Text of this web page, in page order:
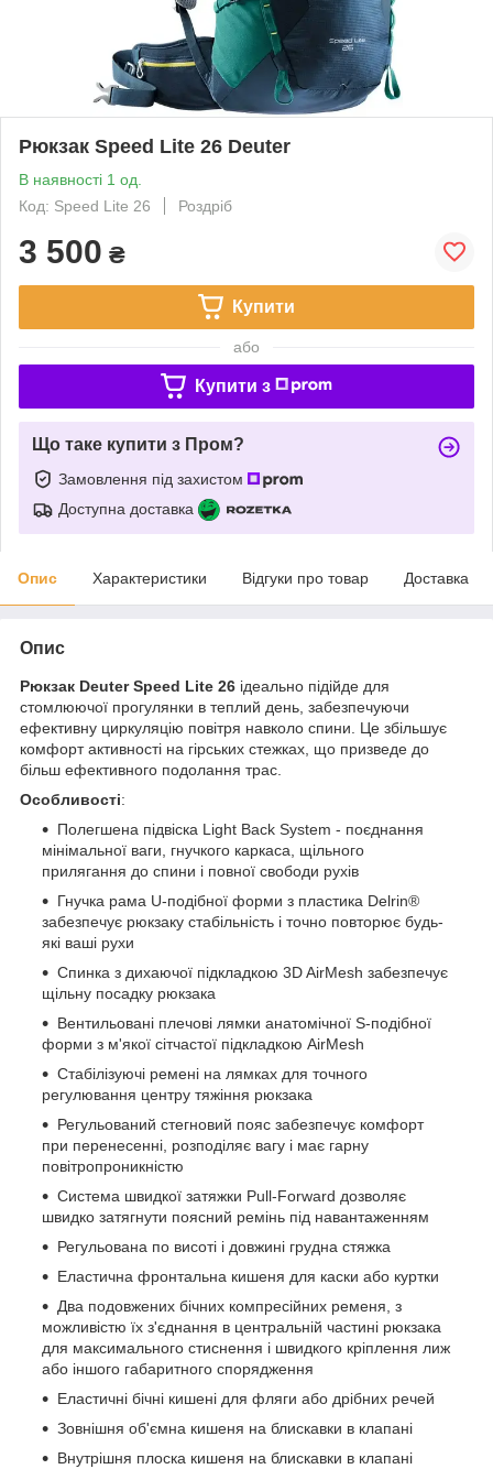
Рюкзак Speed Lite 26 Deuter
В наявності 1 од.
Код: Speed Lite 26
Роздріб
3 500 ₴
Купити
або
Купити з
Що таке купити з Пром?
Замовлення під захистом
Доступна доставка
Опис Характеристики Відгуки про товар Доставка
Опис
Рюкзак Deuter Speed Lite 26 ідеально підійде для
стомлюючої прогулянки в теплий день, забезпечуючи
ефективну циркуляцію повітря навколо спини. Це збільшує
комфорт активності на гірських стежках, що призведе до
більш ефективного подолання трас.
Особливості:
Полегшена підвіска Light Back System - поєднання
мінімальної ваги, гнучкого каркаса, щільного
прилягання до спини і повної свободи рухів
Гнучка рама U-подібної форми з пластика Delrin®
забезпечує рюкзаку стабільність і точно повторює будь-
які ваші рухи
Спинка з дихаючої підкладкою 3D AirMesh забезпечує
щільну посадку рюкзака
Вентильовані плечові лямки анатомічної S-подібної
форми з м'якої сітчастої підкладкою AirMesh
Стабілізуючі ремені на лямках для точного
регулювання центру тяжіння рюкзака
Регульований стегновий пояс забезпечує комфорт
при перенесенні, розподіляє вагу і має гарну
повітропроникністю
Система швидкої затяжки Pull-Forward дозволяє
швидко затягнути поясний ремінь під навантаженням
Регульована по висоті і довжині грудна стяжка
Еластична фронтальна кишеня для каски або куртки
Два подовжених бічних компресійних ременя, з
можливістю їх з'єднання в центральній частині рюкзака
для максимального стиснення і швидкого кріплення лиж
або іншого габаритного спорядження
Еластичні бічні кишені для фляги або дрібних речей
Зовнішня об'ємна кишеня на блискавки в клапані
Внутрішня плоска кишеня на блискавки в клапані